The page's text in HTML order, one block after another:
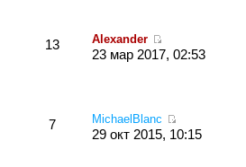
13 Alexander
23 мар 2017, 02:53
7 MichaelBlanc
29 окт 2015, 10:15